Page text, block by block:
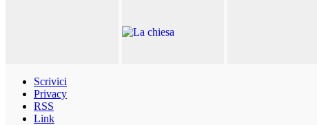
Scrivici
Privacy
RSS
Link